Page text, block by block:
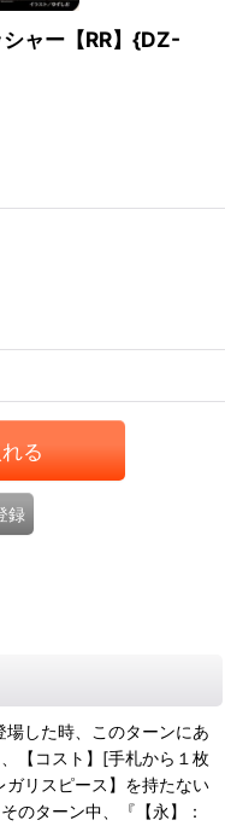
ャー【RR】{DZ-
る
録
場した時、このターンにあ
【コスト】[手札から１枚
リスピース】を持たない
のターン中、『【永】：